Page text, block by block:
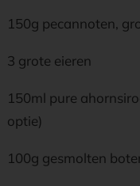
150g pecannoten,
3 grote eieren
150ml pure
optie)
100g gesmolten